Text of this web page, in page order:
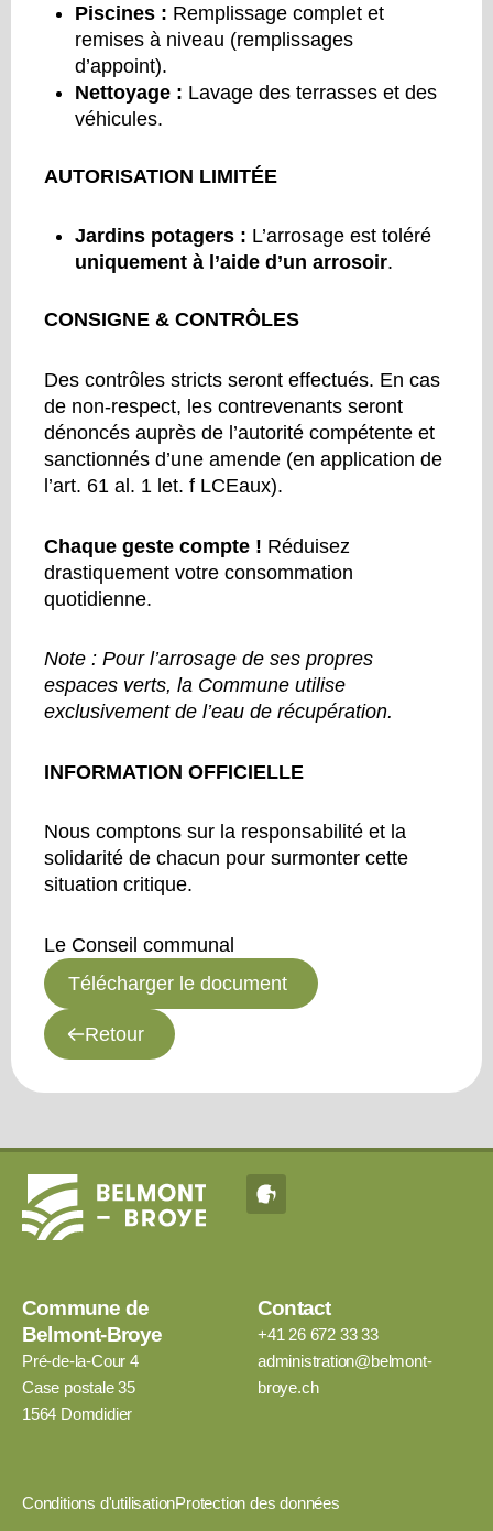
Piscines : Remplissage complet et
remises à niveau (remplissages
d’appoint).
Nettoyage : Lavage des terrasses et des
véhicules.
AUTORISATION LIMITÉE
Jardins potagers : L’arrosage est toléré
uniquement à l’aide d’un arrosoir.
CONSIGNE & CONTRÔLES
Des contrôles stricts seront effectués. En cas
de non-respect, les contrevenants seront
dénoncés auprès de l’autorité compétente et
sanctionnés d’une amende (en application de
l’art. 61 al. 1 let. f LCEaux).
Chaque geste compte ! Réduisez
drastiquement votre consommation
quotidienne.
Note : Pour l’arrosage de ses propres
espaces verts, la Commune utilise
exclusivement de l’eau de récupération.
INFORMATION OFFICIELLE
Nous comptons sur la responsabilité et la
solidarité de chacun pour surmonter cette
situation critique.
Le Conseil communal
Télécharger le document
Retour
Commune de
Belmont-Broye
Pré-de-la-Cour 4
Case postale 35
1564 Domdidier
Contact
+41 26 672 33 33
administration@belmont-
broye.ch
Conditions d'utilisationProtection des données